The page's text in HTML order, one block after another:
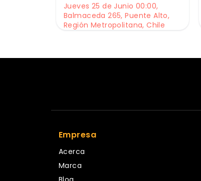
Jueves 25 de Junio 00:00,
Balmaceda 265, Puente Alto,
Región Metropolitana, Chile
Empresa
Acerca
Marca